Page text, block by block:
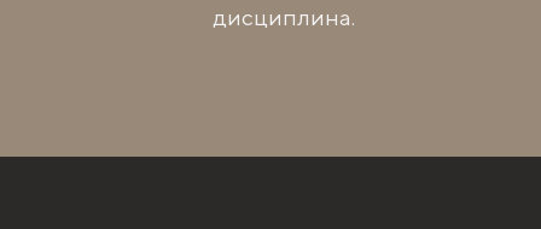
дисциплина.